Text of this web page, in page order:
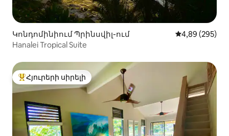
Կոնդոմինիում Պրինսվիլ-ում Միջին
4,89 (295)
Hanalei Tropical Suite
Հյուրերի սիրելի լավագույն տները
Հյուրերի սիրելի